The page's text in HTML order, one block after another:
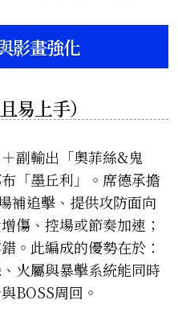
影畫強化
易上手）
副輸出「奧菲絲&鬼
「墨丘利」。席德承擔
補追擊、提供攻防面向
傷、控場或節奏加速；
。此編成的優勢在於：
火屬與暴擊系統能同時
BOSS周回。